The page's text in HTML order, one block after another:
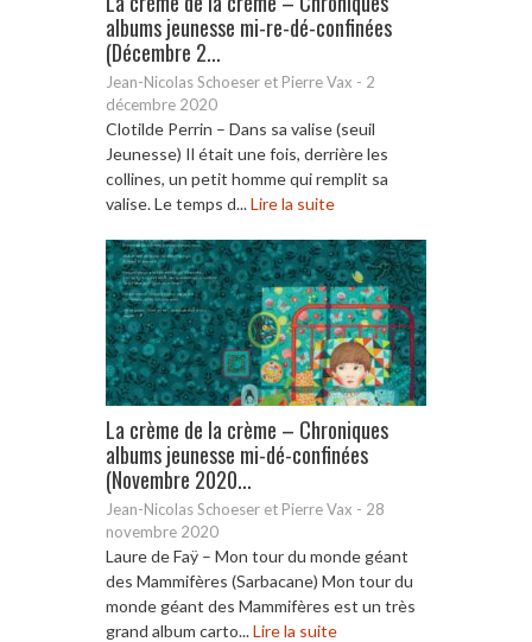
albums jeunesse mi-re-dé-confinées
(Décembre 2...
Jean-Nicolas Schoeser et Pierre Vax - 2
décembre 2020
Clotilde Perrin – Dans sa valise (seuil
Jeunesse) Il était une fois, derrière les
collines, un petit homme qui remplit sa
valise. Le temps d...Lire la suite
La crème de la crème – Chroniques
albums jeunesse mi-dé-confinées
(Novembre 2020...
Jean-Nicolas Schoeser et Pierre Vax - 28
novembre 2020
Laure de Faÿ – Mon tour du monde géant
des Mammifères (Sarbacane) Mon tour du
monde géant des Mammifères est un très
grand album carto...Lire la suite